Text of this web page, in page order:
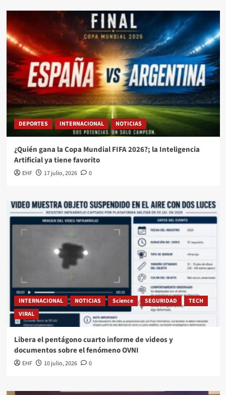
DEPORTES INTERNACIONAL NOTICIAS
¿Quién gana la Copa Mundial FIFA 2026?; la Inteligencia
Artificial ya tiene favorito
EHF 17 julio, 2026 0
INTERNACIONAL NOTICIAS Science SEGURIDAD
TECH
VIRAL
Libera el pentágono cuarto informe de videos y
documentos sobre el fenómeno OVNI
EHF 10 julio, 2026 0